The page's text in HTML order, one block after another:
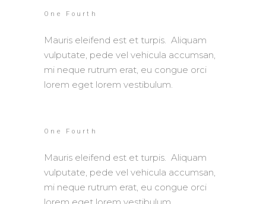
One Fourth
Mauris eleifend est et turpis. Aliquam
vulputate, pede vel vehicula accumsan,
mi neque rutrum erat, eu congue orci
lorem eget lorem vestibulum.
One Fourth
Mauris eleifend est et turpis. Aliquam
vulputate, pede vel vehicula accumsan,
mi neque rutrum erat, eu congue orci